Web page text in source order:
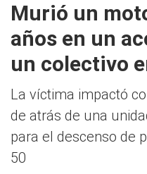
Murió un
años en un
un colectivo
La víctima impactó
de atrás de una
para el descenso de
50